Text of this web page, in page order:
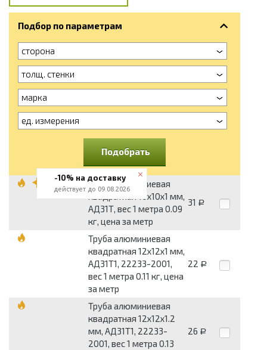
Подбор по параметрам
сторона
толщ. стенки
марка
ед. измерения
Подобрать
Труба алюминиевая
квадратная 10x10x1 мм,
АД31Т, вес 1 метра 0.09
кг, цена за метр
31 Р
Труба алюминиевая
квадратная 12x12x1 мм,
АД31Т1, 22233-2001,
вес 1 метра 0.11 кг, цена
за метр
22 Р
Труба алюминиевая
квадратная 12x12x1.2
мм, АД31Т1, 22233-
2001, вес 1 метра 0.13
26 Р
-10% на доставку
действует до 09.08.2026